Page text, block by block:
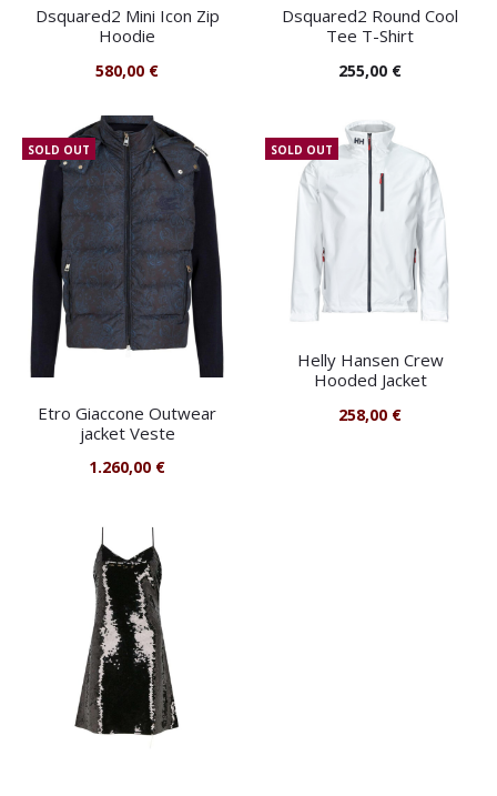
Dsquared2 Mini Icon Zip
Hoodie
580,00 €
Dsquared2 Round Cool
Tee T-Shirt
255,00 €
SOLD OUT
Etro Giaccone Outwear
jacket Veste
1.260,00 €
SOLD OUT
Helly Hansen Crew
Hooded Jacket
258,00 €